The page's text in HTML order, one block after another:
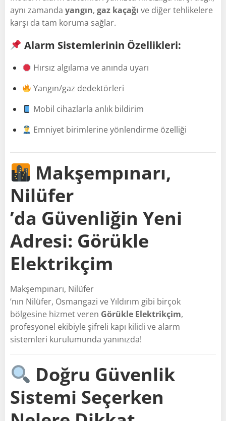
aynı zamanda yangın, gaz kaçağı ve diğer tehlikelere
karşı da tam koruma sağlar.
Alarm Sistemlerinin Özellikleri:
Hırsız algılama ve anında uyarı
Yangın/gaz dedektörleri
Mobil cihazlarla anlık bildirim
Emniyet birimlerine yönlendirme özelliği
Makşempınarı,
Nilüfer
’da Güvenliğin Yeni
Adresi: Görükle
Elektrikçim
Makşempınarı, Nilüfer
’nın Nilüfer, Osmangazi ve Yıldırım gibi birçok
bölgesine hizmet veren Görükle Elektrikçim,
profesyonel ekibiyle şifreli kapı kilidi ve alarm
sistemleri kurulumunda yanınızda!
Doğru Güvenlik
Sistemi Seçerken